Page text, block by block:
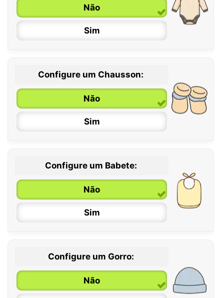
Não
Sim
0 / 6 meses
6 / 12 meses
12 / 18 meses
Configure um Chausson:
Não
Sim
Configure um Babete:
Não
Sim
Configure um Gorro:
Não